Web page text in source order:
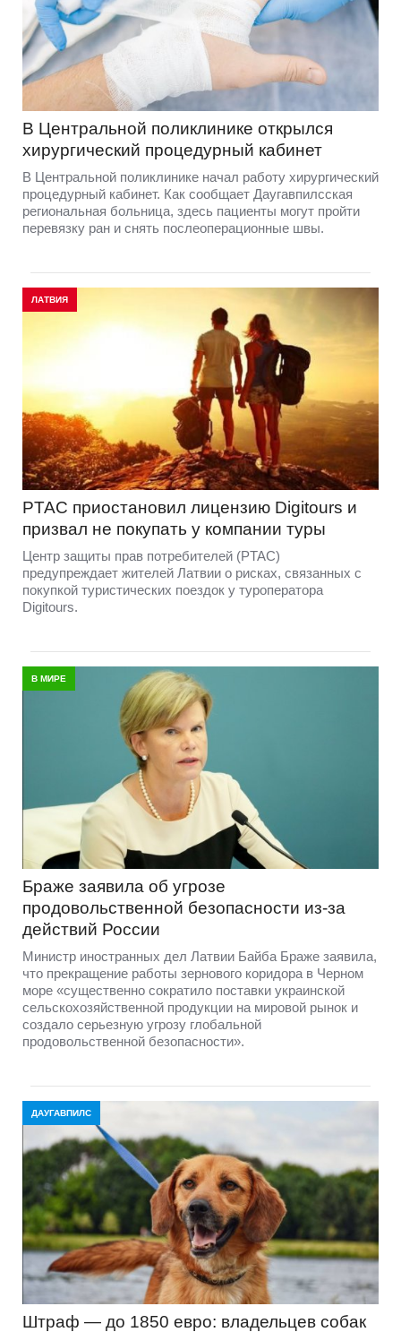
В Центральной поликлинике открылся
хирургический процедурный кабинет
В Центральной поликлинике начал работу хирургический
процедурный кабинет. Как сообщает Даугавпилсская
региональная больница, здесь пациенты могут пройти
перевязку ран и снять послеоперационные швы.
ЛАТВИЯ
PTAC приостановил лицензию Digitours и
призвал не покупать у компании туры
Центр защиты прав потребителей (PTAC)
предупреждает жителей Латвии о рисках, связанных с
покупкой туристических поездок у туроператора
Digitours.
В МИРЕ
Браже заявила об угрозе
продовольственной безопасности из-за
действий России
Министр иностранных дел Латвии Байба Браже заявила,
что прекращение работы зернового коридора в Черном
море «существенно сократило поставки украинской
сельскохозяйственной продукции на мировой рынок и
создало серьезную угрозу глобальной
продовольственной безопасности».
ДАУГАВПИЛС
Штраф — до 1850 евро: владельцев собак